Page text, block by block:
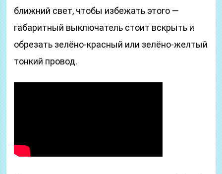
ближний свет, чтобы избежать этого —
габаритный выключатель стоит вскрыть и
обрезать зелёно-красный или зелёно-желтый
тонкий провод.